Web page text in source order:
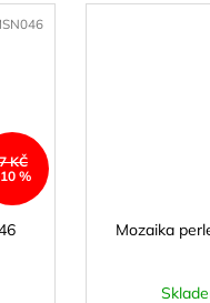
KČ
%
Mozaika